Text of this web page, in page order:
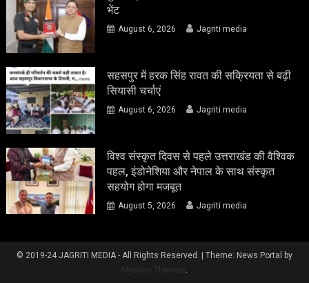
भेंट
August 6, 2026 Jagriti media
सहसपुर में हरक सिंह रावत की सक्रियता से बढ़ी
सियासी चर्चाएं
August 6, 2026 Jagriti media
विश्व संस्कृत दिवस से पहले उत्तराखंड की वैश्विक
पहल, इंडोनेशिया और नेपाल के साथ संस्कृत
सहयोग होगा मजबूत
August 5, 2026 Jagriti media
© 2019-24 JAGRITI MEDIA - All Rights Reserved.
Theme: News Portal by
Mystery Themes.